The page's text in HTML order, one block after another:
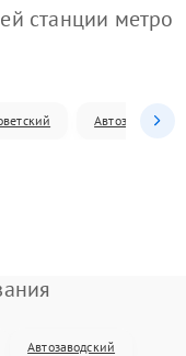
станции метро
Автозаводский
Автозаводский